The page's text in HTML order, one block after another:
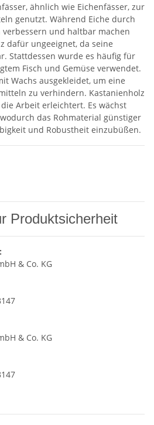
ähnlich wie Eichenfässer, zur
genutzt. Während Eiche durch
und haltbar machen
dafür ungeeignet, da seine
Stattdessen wurde es häufig für
Fisch und Gemüse verwendet.
Wachs ausgekleidet, um eine
zu verhindern. Kastanienholz
Arbeit erleichtert. Es wächst
das Rohmaterial günstiger
und Robustheit einzubüßen.
Produktsicherheit
& Co. KG
& Co. KG